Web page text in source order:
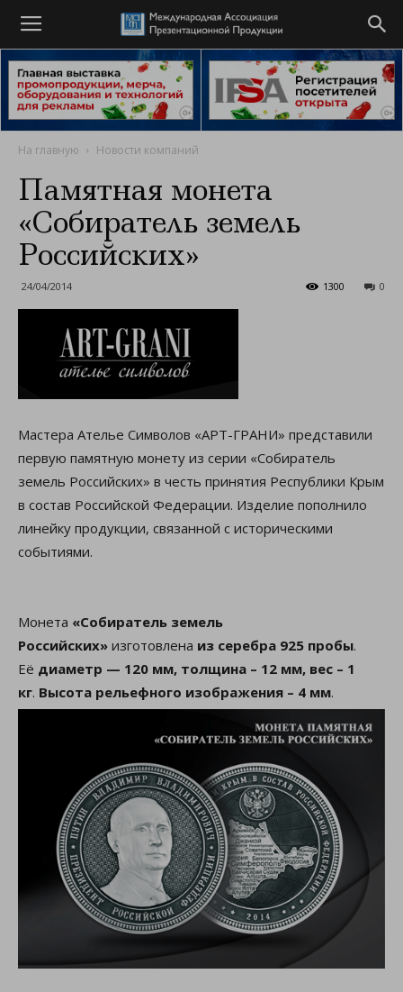
На главную Новости компаний
Памятная монета
«Собиратель земель
Российских»
24/04/2014 0
1300
Мастера Ателье Символов «АРТ-ГРАНИ» представили
первую памятную монету из серии «Собиратель
земель Российских» в честь принятия Республики Крым
в состав Российской Федерации. Изделие пополнило
линейку продукции, связанной с историческими
событиями.
Монета «Собиратель земель
Российских» изготовлена из серебра 925 пробы.
Её диаметр — 120 мм, толщина – 12 мм, вес – 1
кг. Высота рельефного изображения – 4 мм.